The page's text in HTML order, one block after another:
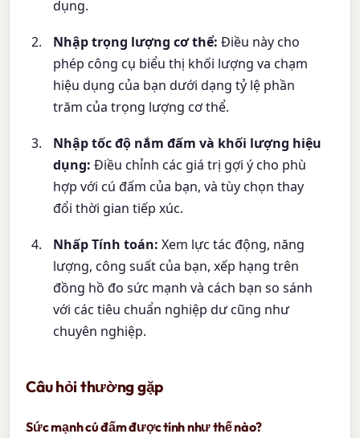
dụng.
Nhập trọng lượng cơ thể: Điều này cho
phép công cụ biểu thị khối lượng va chạm
hiệu dụng của bạn dưới dạng tỷ lệ phần
trăm của trọng lượng cơ thể.
Nhập tốc độ nắm đấm và khối lượng hiệu
dụng: Điều chỉnh các giá trị gợi ý cho phù
hợp với cú đấm của bạn, và tùy chọn thay
đổi thời gian tiếp xúc.
Nhấp Tính toán: Xem lực tác động, năng
lượng, công suất của bạn, xếp hạng trên
đồng hồ đo sức mạnh và cách bạn so sánh
với các tiêu chuẩn nghiệp dư cũng như
chuyên nghiệp.
Câu hỏi thường gặp
Sức mạnh cú đấm được tính như thế nào?